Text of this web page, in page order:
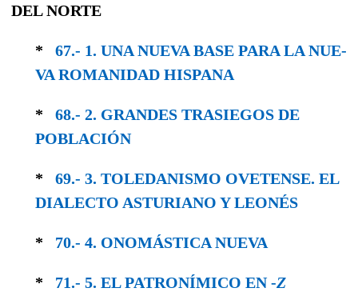
DEL NORTE
* 67.- 1. UNA NUEVA BASE PARA LA NUE­
VA ROMANIDAD HISPANA
* 68.- 2. GRANDES TRASIEGOS DE
POBLACIÓN
* 69.- 3. TOLEDANISMO OVETENSE. EL
DIALEC­TO ASTURIANO Y LEONÉS
* 70.- 4. ONOMÁSTICA NUEVA
* 71.- 5. EL PATRONÍMICO EN -Z